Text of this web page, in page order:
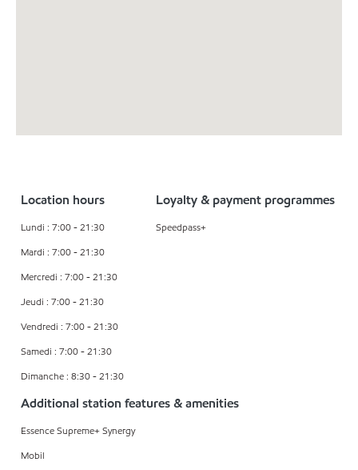
Location hours
Lundi : 7:00 - 21:30
Mardi : 7:00 - 21:30
Mercredi : 7:00 - 21:30
Jeudi : 7:00 - 21:30
Vendredi : 7:00 - 21:30
Samedi : 7:00 - 21:30
Dimanche : 8:30 - 21:30
Loyalty & payment programmes
Speedpass+
Additional station features & amenities
Essence Supreme+ Synergy
Mobil